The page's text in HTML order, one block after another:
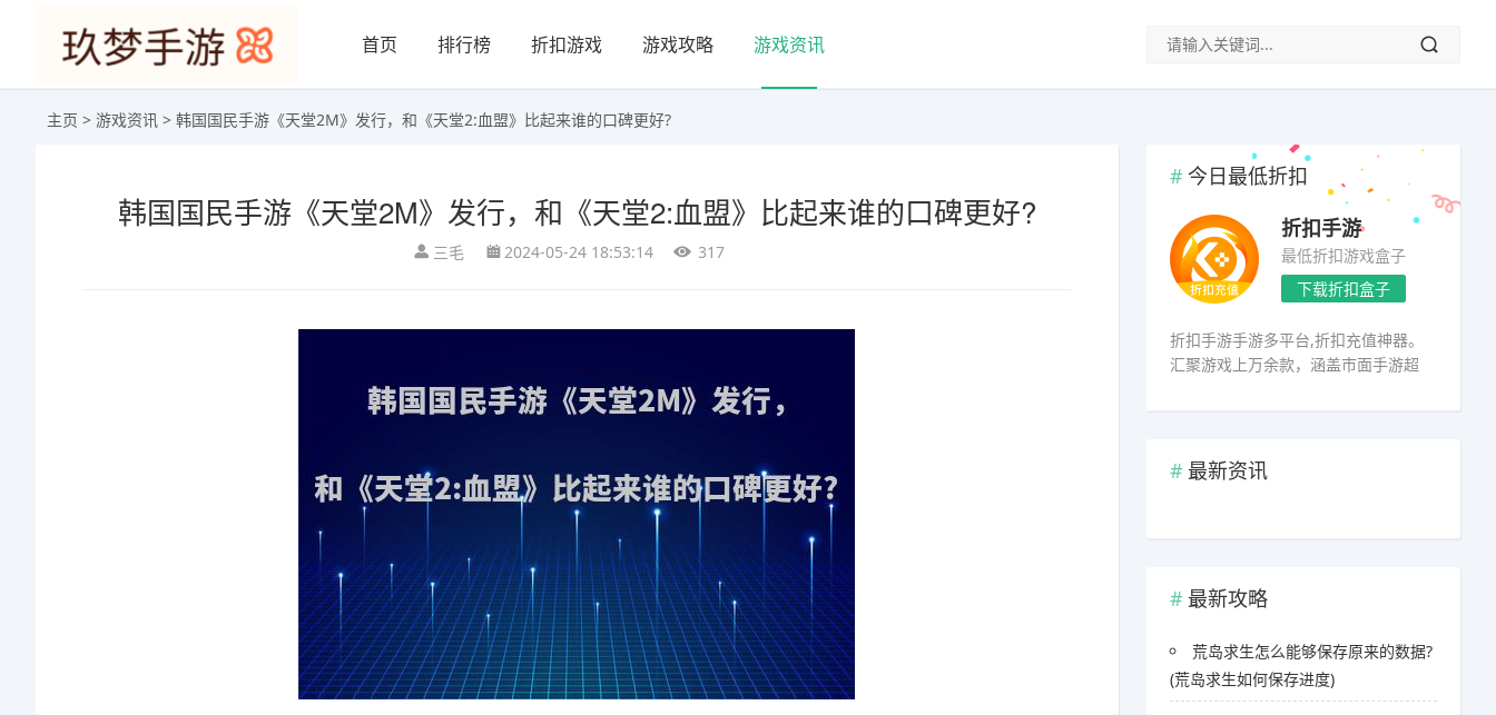
首页 排行榜 折扣游戏 游戏攻略 游戏资讯
主页 > 游戏资讯 > 韩国国民手游《天堂2M》发行，和《天堂2:血盟》比起来谁的口碑更好?
韩国国民手游《天堂2M》发行，和《天堂2:血盟》比起来谁的口碑更好?
三毛 2024-05-24 18:53:14 317
今日最低折扣
折扣手游
最低折扣游戏盒子
下载折扣盒子
折扣手游手游多平台,折扣充值神器。
汇聚游戏上万余款，涵盖市面手游超
最新资讯
最新攻略
荒岛求生怎么能够保存原来的数据?
(荒岛求生如何保存进度)